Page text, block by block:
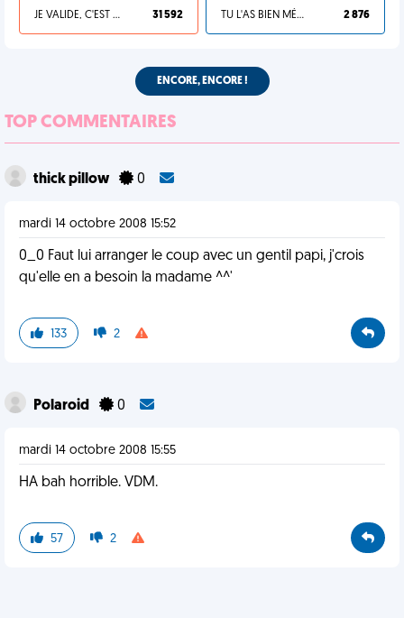
JE VALIDE, C'EST UNE VDM 31 592 TU L'AS BIEN MÉRITÉ 2 876
ENCORE, ENCORE !
TOP COMMENTAIRES
thick pillow 0
mardi 14 octobre 2008 15:52
0_0 Faut lui arranger le coup avec un gentil papi, j'crois
qu'elle en a besoin la madame ^^'
133 2
Polaroid 0
mardi 14 octobre 2008 15:55
HA bah horrible. VDM.
57 2